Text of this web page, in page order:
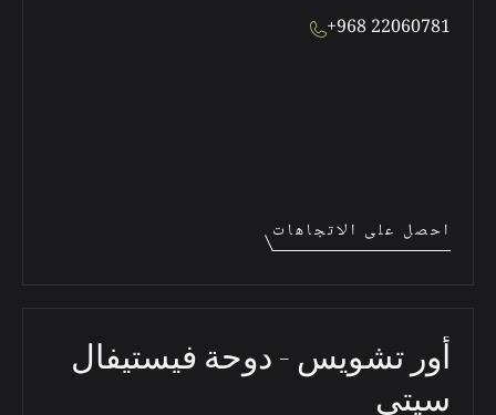
+968 22060781
احصل على الاتجاهات
أور تشويس - دوحة فيستيفال
سيتي